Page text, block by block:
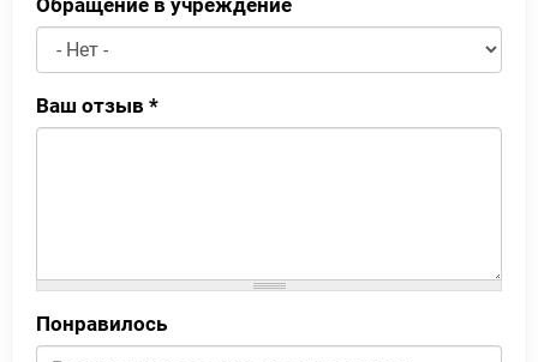
Ваш отзыв *
Понравилось